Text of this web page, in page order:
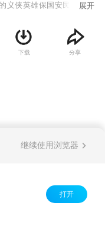
义侠英雄保国安民，与邪
描述了徐良和严英云、白
折，塑造了徐良、房书
龙云凤、王顺、包公、陆
展开
下载 分享
继续使用浏览器
打开